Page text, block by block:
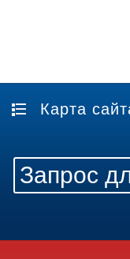
Карта